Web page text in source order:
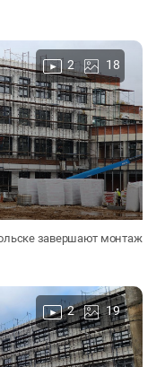
2 18
завершают монтаж
2 19